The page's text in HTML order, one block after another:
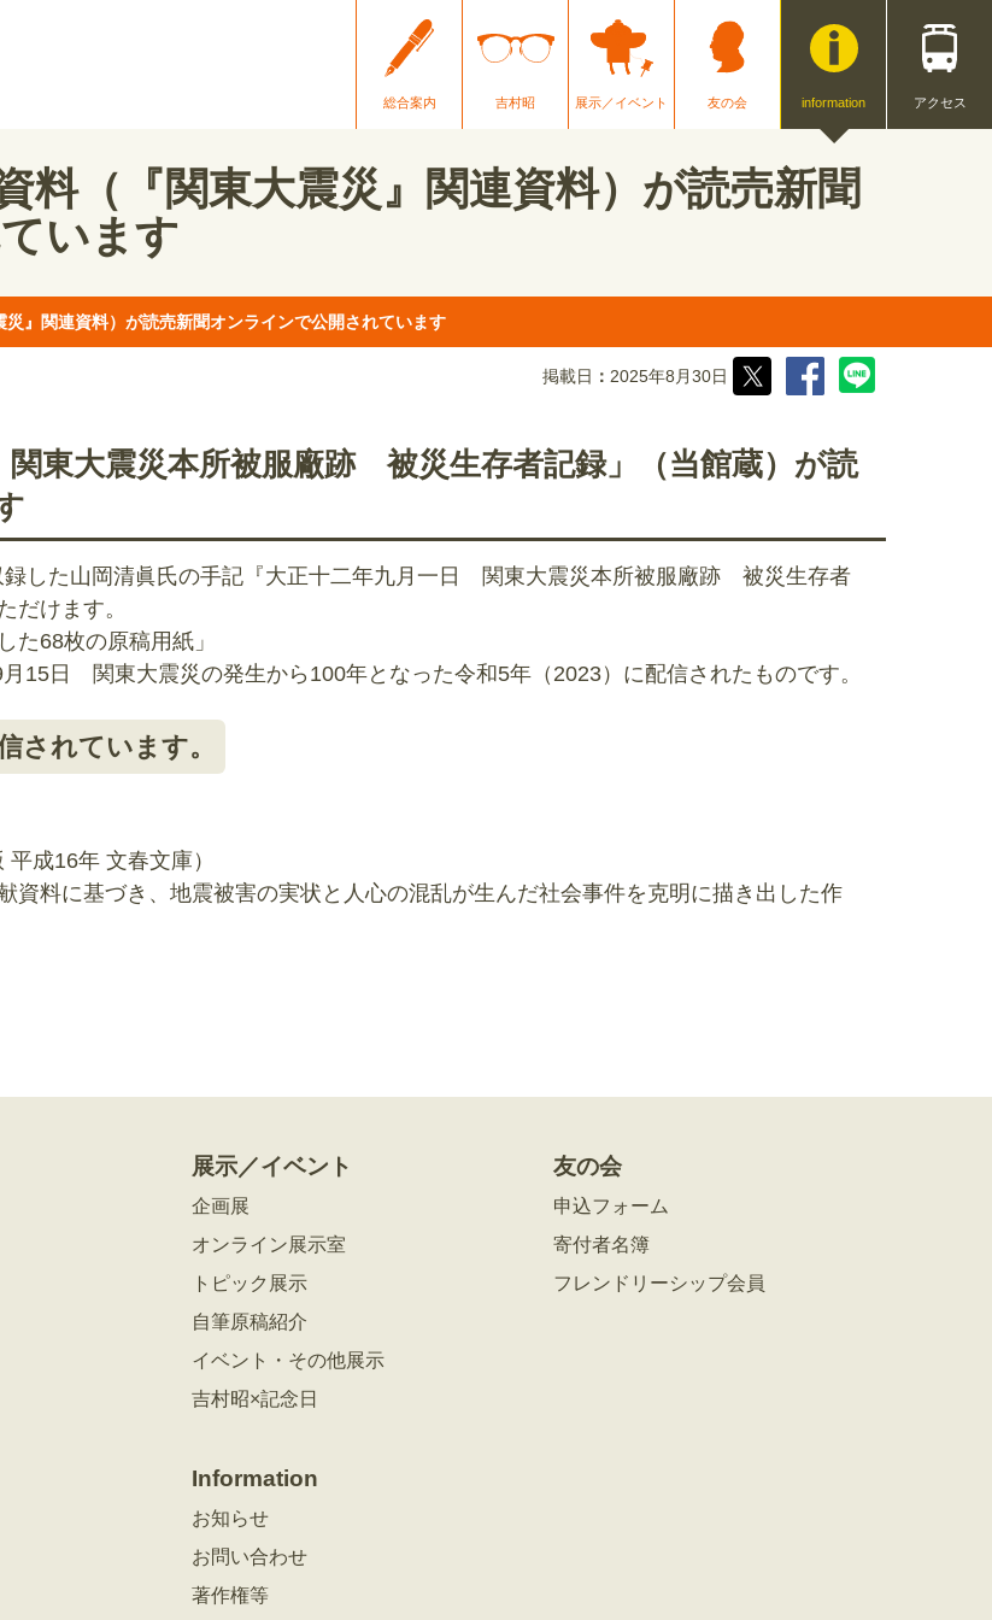
総合案内 吉村昭 展示／イベント 友の会 information アクセス
料（『関東大震災』関連資料）が読売新聞
います
災』関連資料）が読売新聞オンラインで公開されています
掲載日 2025年8月30日
東大震災本所被服廠跡 被災生存者記録」（当館蔵）が読
録した山岡清眞氏の手記『大正十二年九月一日 関東大震災本所被服廠跡 被災生存者
だけます。
68枚の原稿用紙」
15日 関東大震災の発生から100年となった令和5年（2023）に配信されたものです。
されています。
成16年 文春文庫）
資料に基づき、地震被害の実状と人心の混乱が生んだ社会事件を克明に描き出した作
展示／イベント
企画展
オンライン展示室
トピック展示
自筆原稿紹介
イベント・その他展示
吉村昭×記念日
友の会
申込フォーム
寄付者名簿
フレンドリーシップ会員
Information
お知らせ
お問い合わせ
著作権等